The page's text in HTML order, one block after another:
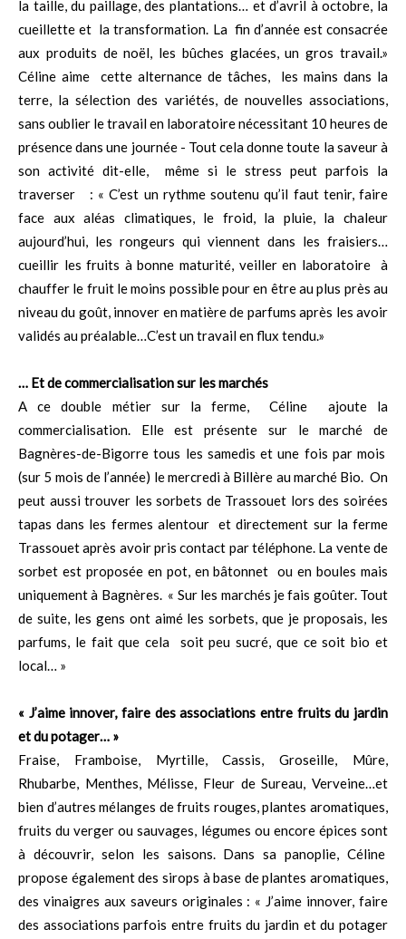
la taille, du paillage, des plantations… et d’avril à octobre, la
cueillette et la transformation. La fin d’année est consacrée
aux produits de noël, les bûches glacées, un gros travail.»
Céline aime cette alternance de tâches, les mains dans la
terre, la sélection des variétés, de nouvelles associations,
sans oublier le travail en laboratoire nécessitant 10 heures de
présence dans une journée - Tout cela donne toute la saveur à
son activité dit-elle, même si le stress peut parfois la
traverser : « C’est un rythme soutenu qu’il faut tenir, faire
face aux aléas climatiques, le froid, la pluie, la chaleur
aujourd’hui, les rongeurs qui viennent dans les fraisiers…
cueillir les fruits à bonne maturité, veiller en laboratoire à
chauffer le fruit le moins possible pour en être au plus près au
niveau du goût, innover en matière de parfums après les avoir
validés au préalable…C’est un travail en flux tendu.»
… Et de commercialisation sur les marchés
A ce double métier sur la ferme, Céline ajoute la
commercialisation. Elle est présente sur le marché de
Bagnères-de-Bigorre tous les samedis et une fois par mois
(sur 5 mois de l’année) le mercredi à Billère au marché Bio. On
peut aussi trouver les sorbets de Trassouet lors des soirées
tapas dans les fermes alentour et directement sur la ferme
Trassouet après avoir pris contact par téléphone. La vente de
sorbet est proposée en pot, en bâtonnet ou en boules mais
uniquement à Bagnères. « Sur les marchés je fais goûter. Tout
de suite, les gens ont aimé les sorbets, que je proposais, les
parfums, le fait que cela soit peu sucré, que ce soit bio et
local… »
« J’aime innover, faire des associations entre fruits du jardin
et du potager… »
Fraise, Framboise, Myrtille, Cassis, Groseille, Mûre,
Rhubarbe, Menthes, Mélisse, Fleur de Sureau, Verveine…et
bien d’autres mélanges de fruits rouges, plantes aromatiques,
fruits du verger ou sauvages, légumes ou encore épices sont
à découvrir, selon les saisons. Dans sa panoplie, Céline
propose également des sirops à base de plantes aromatiques,
des vinaigres aux saveurs originales : « J’aime innover, faire
des associations parfois entre fruits du jardin et du potager